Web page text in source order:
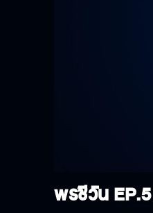
พรชีวันEP.5